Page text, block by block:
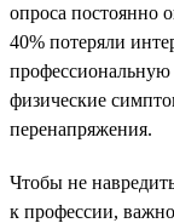
опроса постоянно
40% потеряли
физические
перенапряжения.
Чтобы не
к профессии,